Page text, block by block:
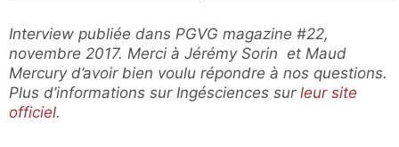
Interview publiée dans PGVG magazine #22,
novembre 2017. Merci à Jérémy Sorin et Maud
Mercury d’avoir bien voulu répondre à nos questions.
Plus d’informations sur Ingésciences sur leur site
officiel.